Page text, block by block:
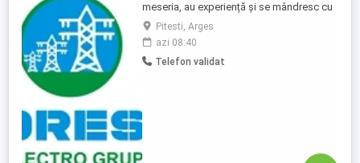
meseria, au experiență și se mândresc cu
calitatea muncii lor. Oferim în schimb: Un
salariu care iti va recompensa munca
corect și pe care îl vei primi mereu la timp
pentru că așa e normal Contract de muncă
Pitesti, Arges
azi 08:40
Telefon validat